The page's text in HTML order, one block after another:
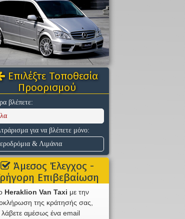
Επιλέξτε Τοποθεσία
Προορισμού
βλέπετε:
για να βλέπετε μόνο:
& Λιμάνια
Άμεσος Έλεγχος -
Επιβεβαίωση
Heraklion Van Taxi με την
της κράτησής σας,
αμέσως ένα email